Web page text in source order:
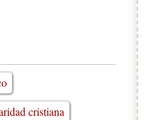
cristiana